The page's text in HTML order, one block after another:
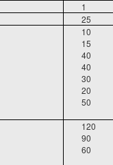
1
25
10
15
40
40
30
20
50
120
90
60